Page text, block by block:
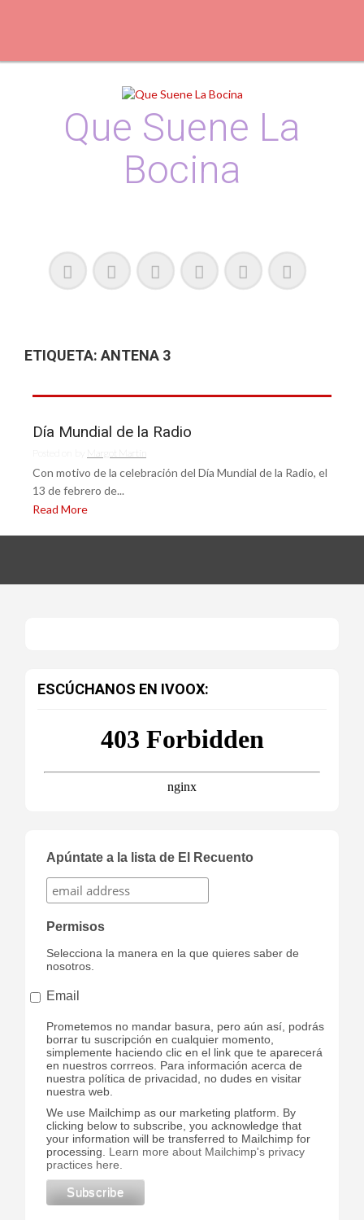
Que Suene La
Bocina
ETIQUETA: ANTENA 3
Día Mundial de la Radio
Margot Martín
Con motivo de la celebración del Día Mundial de la Radio, el
13 de febrero de...
Read More
ESCÚCHANOS EN IVOOX:
Apúntate a la lista de El Recuento
Permisos
Selecciona la manera en la que quieres saber de
nosotros.
Email
Prometemos no mandar basura, pero aún así, podrás
borrar tu suscripción en cualquier momento,
simplemente haciendo clic en el link que te aparecerá
en nuestros corrreos. Para información acerca de
nuestra política de privacidad, no dudes en visitar
nuestra web.
We use Mailchimp as our marketing platform. By
clicking below to subscribe, you acknowledge that
your information will be transferred to Mailchimp for
processing. Learn more about Mailchimp's privacy
practices here.